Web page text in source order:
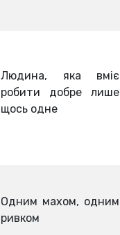
Людина, яка вміє
робити добре лише
щось одне
Одним махом, одним
ривком